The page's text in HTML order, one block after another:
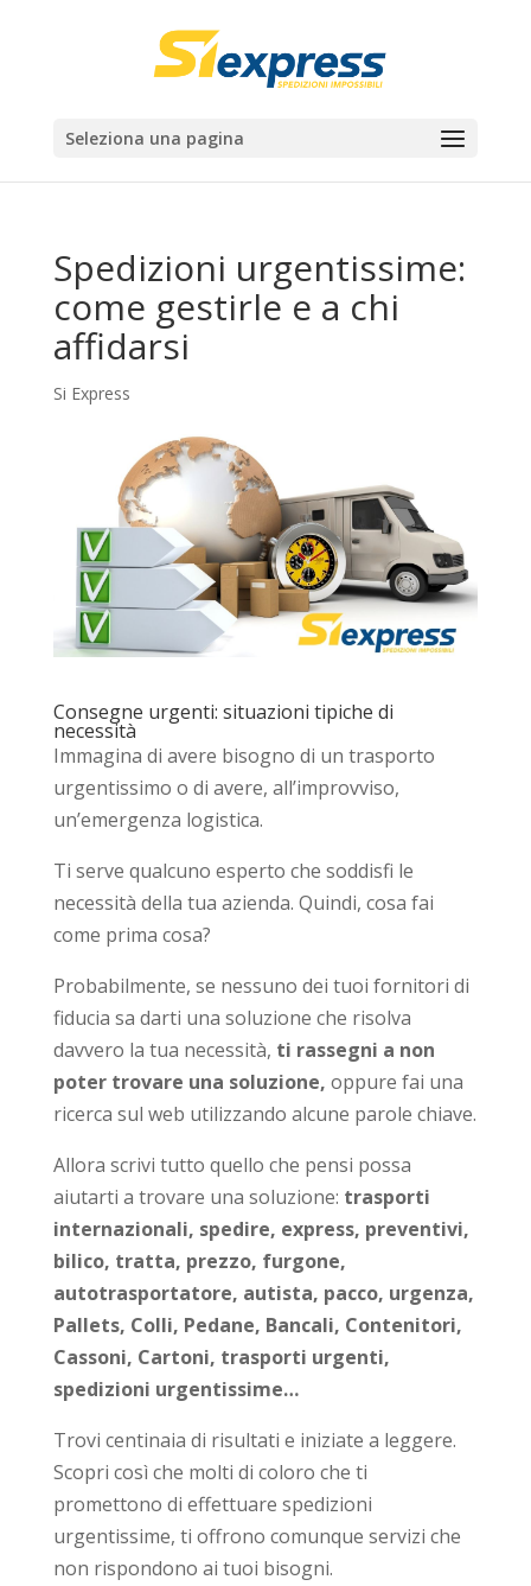
Seleziona una pagina
Spedizioni urgentissime:
come gestirle e a chi
affidarsi
Si Express
Consegne urgenti: situazioni tipiche di
necessità
Immagina di avere bisogno di un trasporto
urgentissimo o di avere, all’improvviso,
un’emergenza logistica.
Ti serve qualcuno esperto che soddisfi le
necessità della tua azienda. Quindi, cosa fai
come prima cosa?
Probabilmente, se nessuno dei tuoi fornitori di
fiducia sa darti una soluzione che risolva
davvero la tua necessità, ti rassegni a non
poter trovare una soluzione, oppure fai una
ricerca sul web utilizzando alcune parole chiave.
Allora scrivi tutto quello che pensi possa
aiutarti a trovare una soluzione: trasporti
internazionali, spedire, express, preventivi,
bilico, tratta, prezzo, furgone,
autotrasportatore, autista, pacco, urgenza,
Pallets, Colli, Pedane, Bancali, Contenitori,
Cassoni, Cartoni, trasporti urgenti,
spedizioni urgentissime…
Trovi centinaia di risultati e iniziate a leggere.
Scopri così che molti di coloro che ti
promettono di effettuare spedizioni
urgentissime, ti offrono comunque servizi che
non rispondono ai tuoi bisogni.